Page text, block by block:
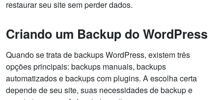
restaurar seu site sem perder dados.
Criando um Backup do WordPress
Quando se trata de backups WordPress, existem três
opções principais: backups manuais, backups
automatizados e backups com plugins. A escolha certa
depende de seu site, suas necessidades de backup e